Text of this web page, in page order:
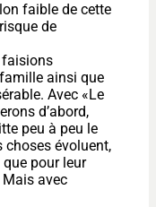
faible de cette
de
faisions
ainsi que
Avec «Le
d’abord,
peu à peu le
choses évoluent,
pour leur
avec